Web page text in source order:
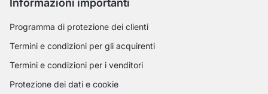
Informazioni importanti
Programma di protezione dei clienti
Termini e condizioni per gli acquirenti
Termini e condizioni per i venditori
Protezione dei dati e cookie